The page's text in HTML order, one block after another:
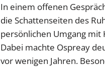
In einem offenen
die Schattenseiten des
persönlichen Umgang mit
Dabei machte Ospreay
vor wenigen Jahren.